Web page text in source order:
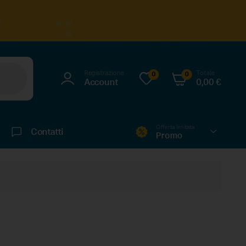
Registrazione
Account
0 0 Totale
0,00€
Contatti
Offerta limitata
Promo